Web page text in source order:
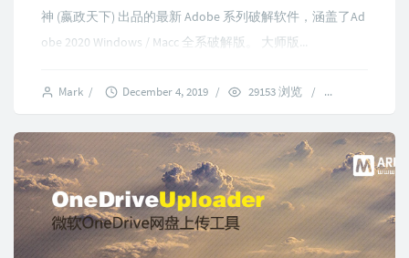
神 (嬴政天下) 出品的最新 Adobe 系列破解软件，涵盖了Ad
obe 2020 Windows / Macc 全系破解版。 大师版...
Mark / December 4, 2019 / 29153 浏览 /